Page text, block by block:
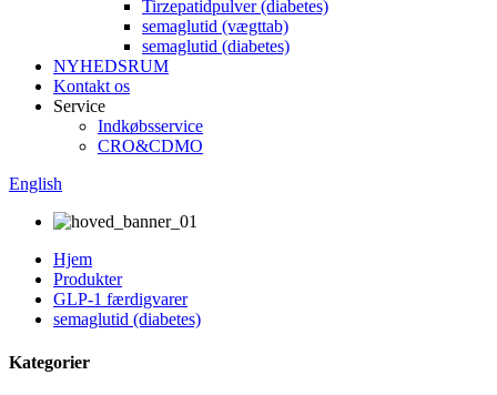
Tirzepatidpulver (diabetes)
semaglutid (vægttab)
semaglutid (diabetes)
NYHEDSRUM
Kontakt os
Service
Indkøbsservice
CRO&CDMO
English
Hjem
Produkter
GLP-1 færdigvarer
semaglutid (diabetes)
Kategorier